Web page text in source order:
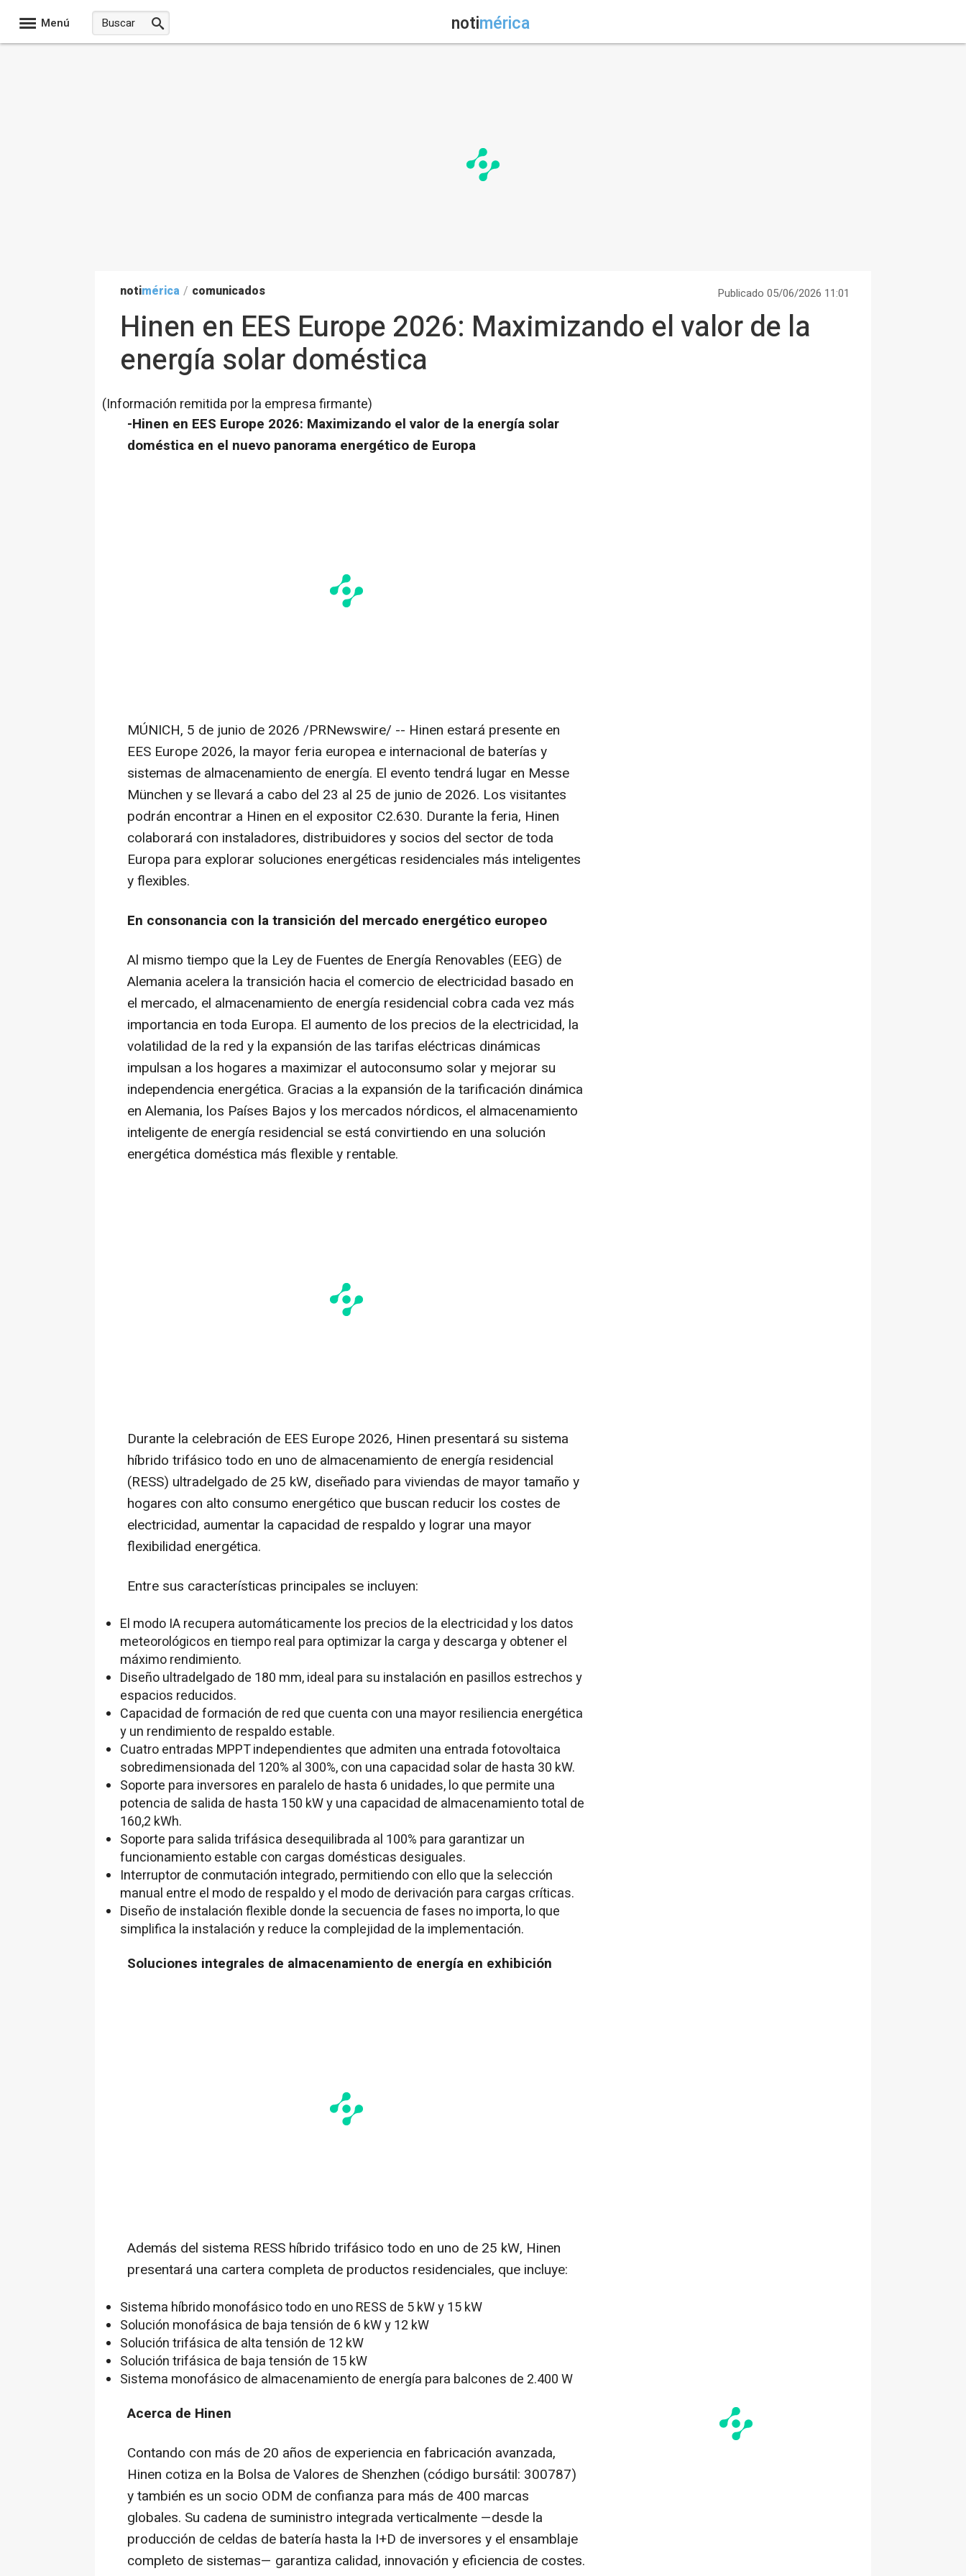
Menú notimérica
notimérica / comunicados Publicado 05/06/2026 11:01
Hinen en EES Europe 2026: Maximizando el valor de la
energía solar doméstica
(Información remitida por la empresa firmante)
-Hinen en EES Europe 2026: Maximizando el valor de la energía solar
doméstica en el nuevo panorama energético de Europa
MÚNICH, 5 de junio de 2026 /PRNewswire/ -- Hinen estará presente en
EES Europe 2026, la mayor feria europea e internacional de baterías y
sistemas de almacenamiento de energía. El evento tendrá lugar en Messe
München y se llevará a cabo del 23 al 25 de junio de 2026. Los visitantes
podrán encontrar a Hinen en el expositor C2.630. Durante la feria, Hinen
colaborará con instaladores, distribuidores y socios del sector de toda
Europa para explorar soluciones energéticas residenciales más inteligentes
y flexibles.
En consonancia con la transición del mercado energético europeo
Al mismo tiempo que la Ley de Fuentes de Energía Renovables (EEG) de
Alemania acelera la transición hacia el comercio de electricidad basado en
el mercado, el almacenamiento de energía residencial cobra cada vez más
importancia en toda Europa. El aumento de los precios de la electricidad, la
volatilidad de la red y la expansión de las tarifas eléctricas dinámicas
impulsan a los hogares a maximizar el autoconsumo solar y mejorar su
independencia energética. Gracias a la expansión de la tarificación dinámica
en Alemania, los Países Bajos y los mercados nórdicos, el almacenamiento
inteligente de energía residencial se está convirtiendo en una solución
energética doméstica más flexible y rentable.
Durante la celebración de EES Europe 2026, Hinen presentará su sistema
híbrido trifásico todo en uno de almacenamiento de energía residencial
(RESS) ultradelgado de 25 kW, diseñado para viviendas de mayor tamaño y
hogares con alto consumo energético que buscan reducir los costes de
electricidad, aumentar la capacidad de respaldo y lograr una mayor
flexibilidad energética.
Entre sus características principales se incluyen:
El modo IA recupera automáticamente los precios de la electricidad y los datos
meteorológicos en tiempo real para optimizar la carga y descarga y obtener el
máximo rendimiento.
Diseño ultradelgado de 180 mm, ideal para su instalación en pasillos estrechos y
espacios reducidos.
Capacidad de formación de red que cuenta con una mayor resiliencia energética
y un rendimiento de respaldo estable.
Cuatro entradas MPPT independientes que admiten una entrada fotovoltaica
sobredimensionada del 120% al 300%, con una capacidad solar de hasta 30 kW.
Soporte para inversores en paralelo de hasta 6 unidades, lo que permite una
potencia de salida de hasta 150 kW y una capacidad de almacenamiento total de
160,2 kWh.
Soporte para salida trifásica desequilibrada al 100% para garantizar un
funcionamiento estable con cargas domésticas desiguales.
Interruptor de conmutación integrado, permitiendo con ello que la selección
manual entre el modo de respaldo y el modo de derivación para cargas críticas.
Diseño de instalación flexible donde la secuencia de fases no importa, lo que
simplifica la instalación y reduce la complejidad de la implementación.
Soluciones integrales de almacenamiento de energía en exhibición
Además del sistema RESS híbrido trifásico todo en uno de 25 kW, Hinen
presentará una cartera completa de productos residenciales, que incluye:
Sistema híbrido monofásico todo en uno RESS de 5 kW y 15 kW
Solución monofásica de baja tensión de 6 kW y 12 kW
Solución trifásica de alta tensión de 12 kW
Solución trifásica de baja tensión de 15 kW
Sistema monofásico de almacenamiento de energía para balcones de 2.400 W
Acerca de Hinen
Contando con más de 20 años de experiencia en fabricación avanzada,
Hinen cotiza en la Bolsa de Valores de Shenzhen (código bursátil: 300787)
y también es un socio ODM de confianza para más de 400 marcas
globales. Su cadena de suministro integrada verticalmente —desde la
producción de celdas de batería hasta la I+D de inversores y el ensamblaje
completo de sistemas— garantiza calidad, innovación y eficiencia de costes.